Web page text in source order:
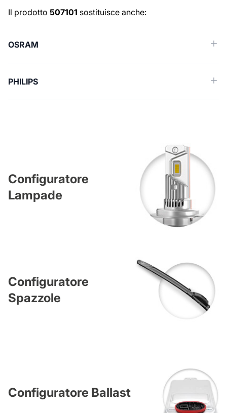
Ricambi simili (Cross reference)
Il prodotto 507101 sostituisce anche:
OSRAM
PHILIPS
Configuratore
Lampade
Configuratore
Spazzole
Configuratore Ballast